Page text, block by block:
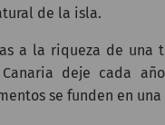
de la isla.
a la riqueza de
deje cada
se funden en